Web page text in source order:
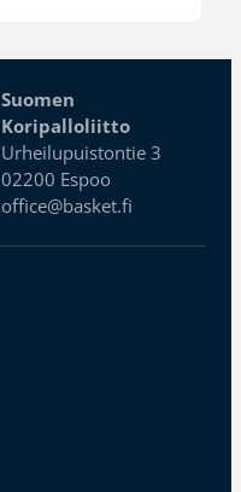
Suomen
Koripalloliitto
Urheilupuistontie 3
02200 Espoo
office@basket.fi